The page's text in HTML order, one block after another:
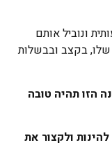
ונוביל אותם
שלו, בקצב ובבשלות
הזו תהיה טובה
ולקצור את